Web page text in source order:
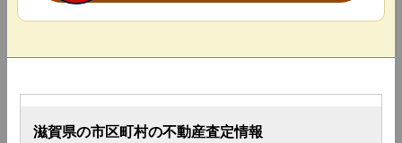
滋賀県の市区町村の不動産査定情報